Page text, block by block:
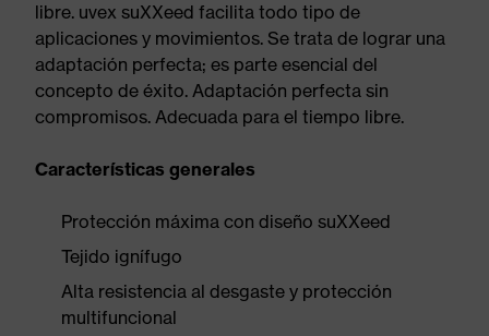
libre. uvex suXXeed facilita todo tipo de
aplicaciones y movimientos. Se trata de lograr una
adaptación perfecta; es parte esencial del
concepto de éxito. Adaptación perfecta sin
compromisos. Adecuada para el tiempo libre.
Características generales
Protección máxima con diseño suXXeed
Tejido ignífugo
Alta resistencia al desgaste y protección
multifuncional